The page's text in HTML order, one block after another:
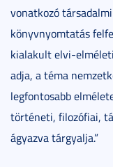
vonatkozó
könyvnyomtatás
kialakult elvi-
adja, a téma
legfontosabb
történeti, filozófiai,
ágyazva tárgyalja.”